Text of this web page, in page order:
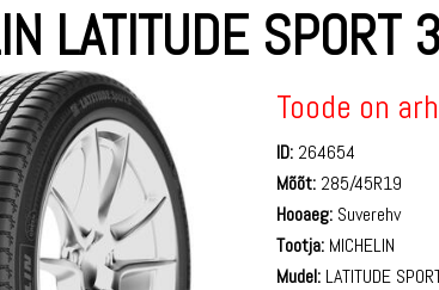
LATITUDE SPORT 3
Toode on
ID: 264654
Mõõt: 285/45R19
Hooaeg: Suverehv
Tootja: MICHELIN
Mudel: LATITUDE